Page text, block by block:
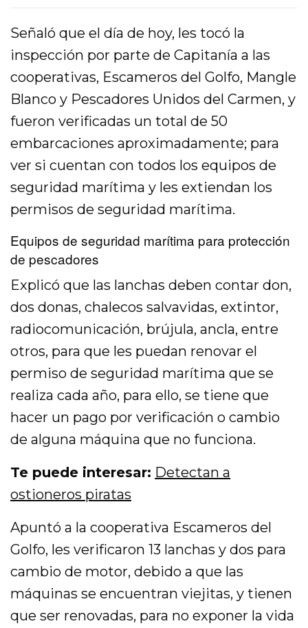
Señaló que el día de hoy, les tocó la
inspección por parte de Capitanía a las
cooperativas, Escameros del Golfo, Mangle
Blanco y Pescadores Unidos del Carmen, y
fueron verificadas un total de 50
embarcaciones aproximadamente; para
ver si cuentan con todos los equipos de
seguridad marítima y les extiendan los
permisos de seguridad marítima.
Equipos de seguridad marítima para protección
de pescadores
Explicó que las lanchas deben contar don,
dos donas, chalecos salvavidas, extintor,
radiocomunicación, brújula, ancla, entre
otros, para que les puedan renovar el
permiso de seguridad marítima que se
realiza cada año, para ello, se tiene que
hacer un pago por verificación o cambio
de alguna máquina que no funciona.
Te puede interesar: Detectan a
ostioneros piratas
Apuntó a la cooperativa Escameros del
Golfo, les verificaron 13 lanchas y dos para
cambio de motor, debido a que las
máquinas se encuentran viejitas, y tienen
que ser renovadas, para no exponer la vida